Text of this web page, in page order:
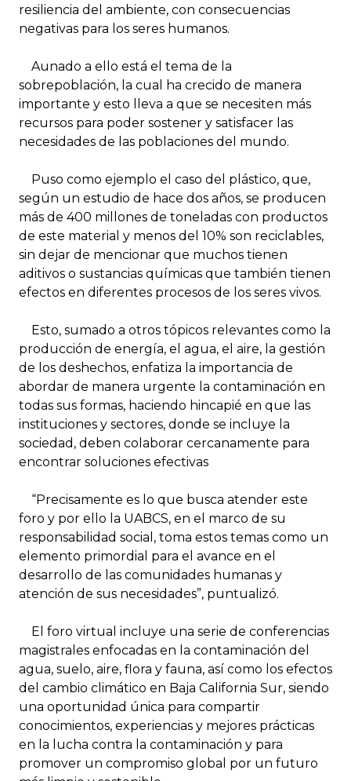
resiliencia del ambiente, con consecuencias
negativas para los seres humanos.
Aunado a ello está el tema de la
sobrepoblación, la cual ha crecido de manera
importante y esto lleva a que se necesiten más
recursos para poder sostener y satisfacer las
necesidades de las poblaciones del mundo.
Puso como ejemplo el caso del plástico, que,
según un estudio de hace dos años, se producen
más de 400 millones de toneladas con productos
de este material y menos del 10% son reciclables,
sin dejar de mencionar que muchos tienen
aditivos o sustancias químicas que también tienen
efectos en diferentes procesos de los seres vivos.
Esto, sumado a otros tópicos relevantes como la
producción de energía, el agua, el aire, la gestión
de los deshechos, enfatiza la importancia de
abordar de manera urgente la contaminación en
todas sus formas, haciendo hincapié en que las
instituciones y sectores, donde se incluye la
sociedad, deben colaborar cercanamente para
encontrar soluciones efectivas
“Precisamente es lo que busca atender este
foro y por ello la UABCS, en el marco de su
responsabilidad social, toma estos temas como un
elemento primordial para el avance en el
desarrollo de las comunidades humanas y
atención de sus necesidades”, puntualizó.
El foro virtual incluye una serie de conferencias
magistrales enfocadas en la contaminación del
agua, suelo, aire, flora y fauna, así como los efectos
del cambio climático en Baja California Sur, siendo
una oportunidad única para compartir
conocimientos, experiencias y mejores prácticas
en la lucha contra la contaminación y para
promover un compromiso global por un futuro